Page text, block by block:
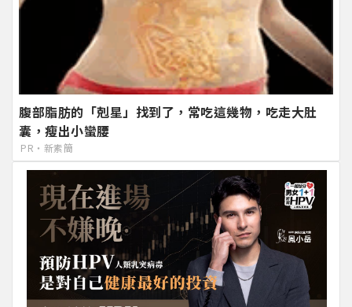
腹部脂肪的「剋星」找到了，常吃這幾物，吃走大肚
囊，瘦出小蠻腰
PR・新素簡